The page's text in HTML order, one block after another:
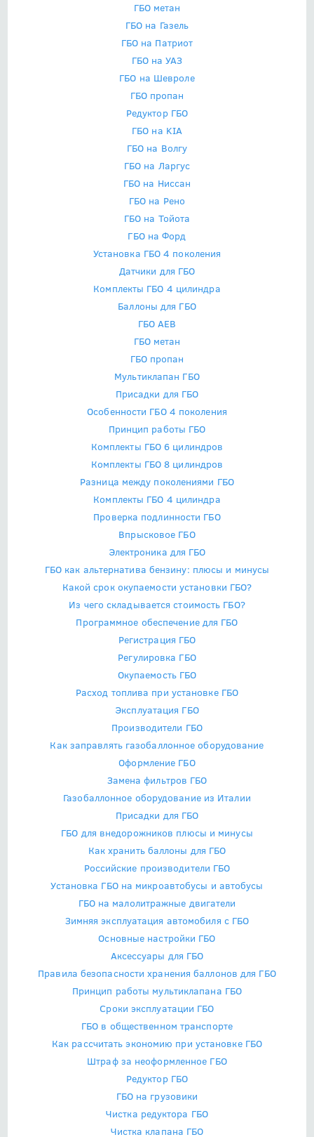
ГБО метан
ГБО на Газель
ГБО на Патриот
ГБО на УАЗ
ГБО на Шевроле
ГБО пропан
Редуктор ГБО
ГБО на KIA
ГБО на Волгу
ГБО на Ларгус
ГБО на Ниссан
ГБО на Рено
ГБО на Тойота
ГБО на Форд
Установка ГБО 4 поколения
Датчики для ГБО
Комплекты ГБО 4 цилиндра
Баллоны для ГБО
ГБО AEB
ГБО метан
ГБО пропан
Мультиклапан ГБО
Присадки для ГБО
Особенности ГБО 4 поколения
Принцип работы ГБО
Комплекты ГБО 6 цилиндров
Комплекты ГБО 8 цилиндров
Разница между поколениями ГБО
Комплекты ГБО 4 цилиндра
Проверка подлинности ГБО
Впрысковое ГБО
Электроника для ГБО
ГБО как альтернатива бензину: плюсы и минусы
Какой срок окупаемости установки ГБО?
Из чего складывается стоимость ГБО?
Программное обеспечение для ГБО
Регистрация ГБО
Регулировка ГБО
Окупаемость ГБО
Расход топлива при установке ГБО
Эксплуатация ГБО
Производители ГБО
Как заправлять газобаллонное оборудование
Оформление ГБО
Замена фильтров ГБО
Газобаллонное оборудование из Италии
Присадки для ГБО
ГБО для внедорожников плюсы и минусы
Как хранить баллоны для ГБО
Российские производители ГБО
Установка ГБО на микроавтобусы и автобусы
ГБО на малолитражные двигатели
Зимняя эксплуатация автомобиля с ГБО
Основные настройки ГБО
Аксессуары для ГБО
Правила безопасности хранения баллонов для ГБО
Принцип работы мультиклапана ГБО
Сроки эксплуатации ГБО
ГБО в общественном транспорте
Как рассчитать экономию при установке ГБО
Штраф за неоформленное ГБО
Редуктор ГБО
ГБО на грузовики
Чистка редуктора ГБО
Чистка клапана ГБО